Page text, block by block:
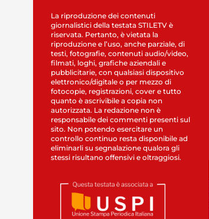
La riproduzione dei contenuti
giornalistici della testata STILETV è
riservata. Pertanto, è vietata la
riproduzione e l’uso, anche parziale, di
testi, fotografie, contenuti audio/video,
filmati, loghi, grafiche aziendali e
pubblicitarie, con qualsiasi dispositivo
elettronico/digitale o per mezzo di
fotocopie, registrazioni, cover e tutto
quanto è ascrivibile a copia non
autorizzata. La redazione non è
responsabile dei commenti presenti sul
sito. Non potendo esercitare un
controllo continuo resta disponibile ad
eliminarli su segnalazione qualora gli
stessi risultano offensivi e oltraggiosi.